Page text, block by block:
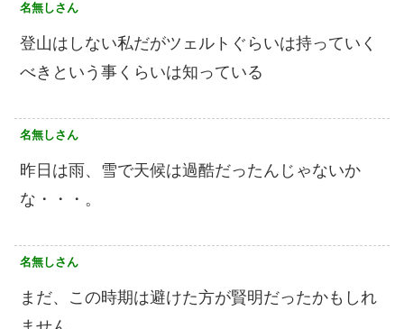
名無しさん
登山はしない私だがツェルトぐらいは持っていく
べきという事くらいは知っている
名無しさん
昨日は雨、雪で天候は過酷だったんじゃないか
な・・・。
名無しさん
まだ、この時期は避けた方が賢明だったかもしれ